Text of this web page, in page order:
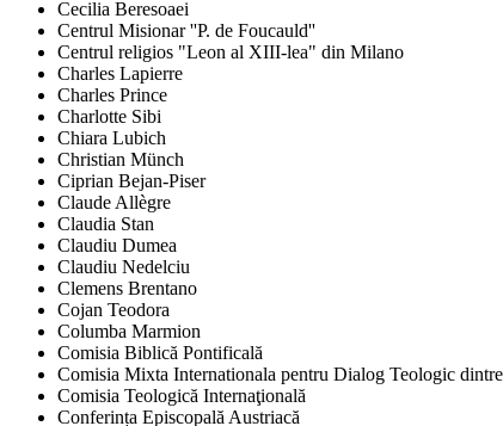
Cecilia Beresoaei
Centrul Misionar ''P. de Foucauld''
Centrul religios "Leon al XIII-lea" din Milano
Charles Lapierre
Charles Prince
Charlotte Sibi
Chiara Lubich
Christian Münch
Ciprian Bejan-Piser
Claude Allègre
Claudia Stan
Claudiu Dumea
Claudiu Nedelciu
Clemens Brentano
Cojan Teodora
Columba Marmion
Comisia Biblică Pontificală
Comisia Mixta Internationala pentru Dialog Teologic
Comisia Teologică Internaţională
Conferința Episcopală Austriacă